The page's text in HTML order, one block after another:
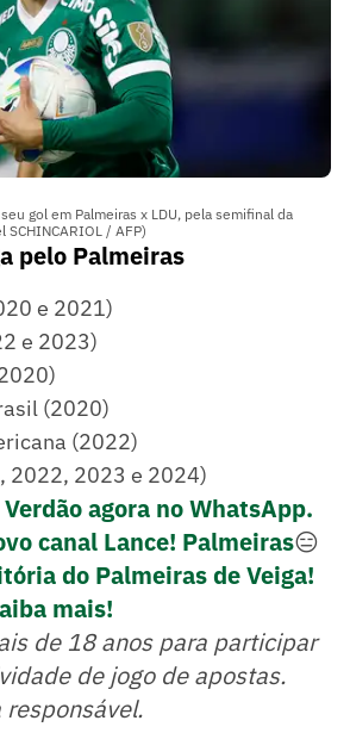
gol em Palmeiras x LDU, pela semifinal da
/ AFP)
pelo Palmeiras
e 2021)
e 2023)
(2020)
(2022)
2022, 2023 e 2024)
agora no WhatsApp.
canal Lance! Palmeiras😑
do Palmeiras de Veiga!
mais!
de 18 anos para participar
de jogo de apostas.